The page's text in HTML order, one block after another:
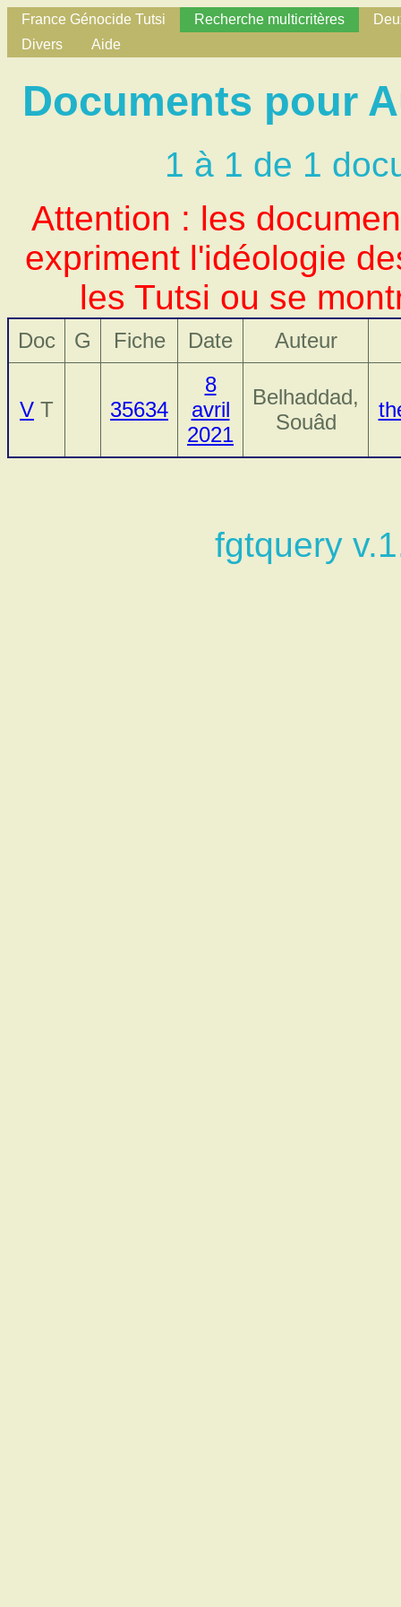
France Génocide Tutsi Recherche multicritères
Divers
Aide
Documents pour
1 à 1 de 1
Attention : les
expriment l'idéologie
les Tutsi ou se
Doc G Fiche Date Auteur
V T 35634
8
avril
2021
Belhaddad,
Souâd
fgtquery